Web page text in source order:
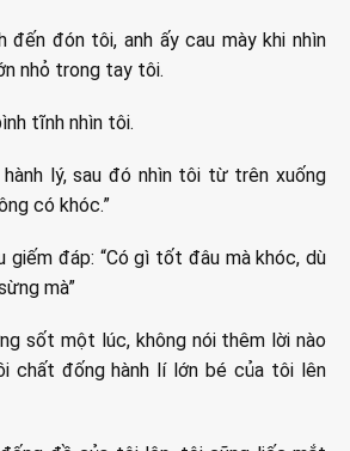
đến đón tôi, anh ấy cau mày khi nhìn
nhỏ trong tay tôi.
tĩnh nhìn tôi.
lý, sau đó nhìn tôi từ trên xuống
có khóc.”
giếm đáp: “Có gì tốt đâu mà khóc, dù
mà”
sốt một lúc, không nói thêm lời nào
chất đống hành lí lớn bé của tôi lên